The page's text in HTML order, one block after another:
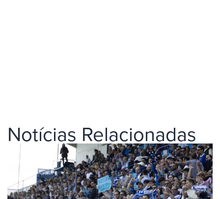
Notícias Relacionadas